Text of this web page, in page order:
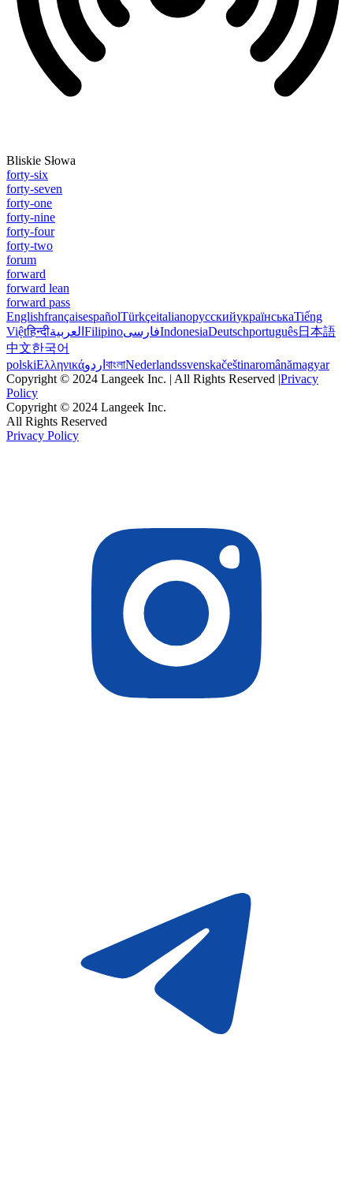
Bliskie Słowa
forty-six
forty-seven
forty-one
forty-nine
forty-four
forty-two
forum
forward
forward lean
forward pass
EnglishfrançaisespañolTürkçeitalianoрусскийукраїнськаTiếng
Việtहिन्दीالعربية FilipinoفارسیIndonesiaDeutschportuguês日本語
中文한국어
polskiΕλληνικάاردو বাংলাNederlandssvenskačeštinaromânămagyar
Copyright © 2024 Langeek Inc. | All Rights Reserved |Privacy
Policy
Copyright © 2024 Langeek Inc.
All Rights Reserved
Privacy Policy